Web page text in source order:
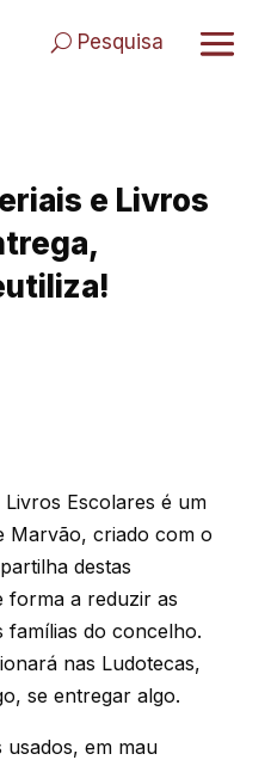
Pesquisa
e Livros
Escolares é um
Marvão, criado com o
destas
forma a reduzir as
famílias do concelho.
nas Ludotecas,
se entregar algo.
usados, em mau